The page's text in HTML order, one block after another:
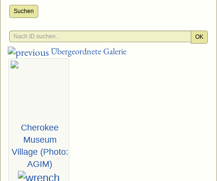
Suchen
OK
Übergeordnete Galerie
Cherokee
Museum
Village (Photo:
AGIM)